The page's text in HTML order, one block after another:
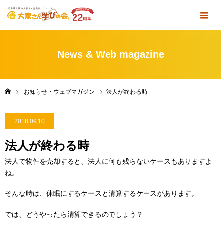
News & Web magazine
お知らせ・ウェブマガジン 法人が終わる時
2018.09.10
法人が終わる時
法人で物件を売却すると、法人に何も残らないケースもありますよ
ね。
そんな時は、休眠にするケースと清算するケースがあります。
では、どうやったら清算できるのでしょう？